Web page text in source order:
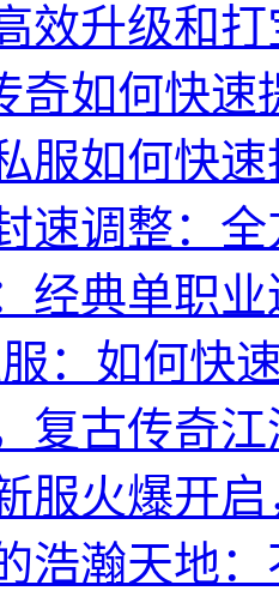
效升级和
奇如何快
服如何快
速调整：
经典单职
：如何快
复古传奇
服火爆开
浩瀚天地